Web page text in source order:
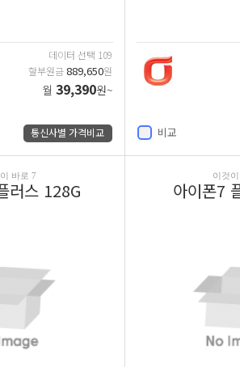
데이터 선택 109
할부원금889,650원
월 39,390원~
통신사별 가격비교 비교
바로 7
러스 128G
이것
아이폰7